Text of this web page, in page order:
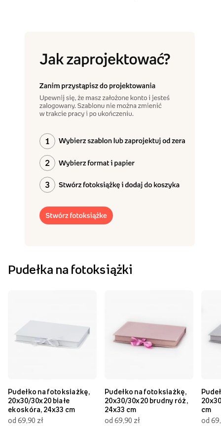
Pudełka na fotoksiążki
Pudełko na fotoksiażkę,
20x30/30x20 białe
ekoskóra, 24x33 cm
od 69,90 zł
Pudełko na fotoksiażkę,
20x30/30x20 brudny róż,
24x33 cm
od 69,90 zł
cm
od